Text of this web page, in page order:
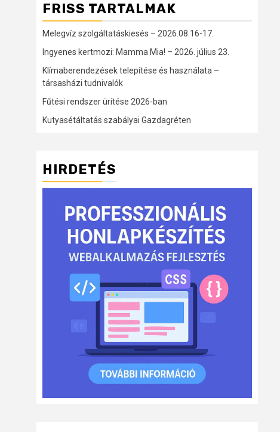
FRISS TARTALMAK
Melegvíz szolgáltatáskiesés – 2026.08.16-17.
Ingyenes kertmozi: Mamma Mia! – 2026. július 23.
Klímaberendezések telepítése és használata –
társasházi tudnivalók
Fűtési rendszer ürítése 2026-ban
Kutyasétáltatás szabályai Gazdagréten
HIRDETÉS